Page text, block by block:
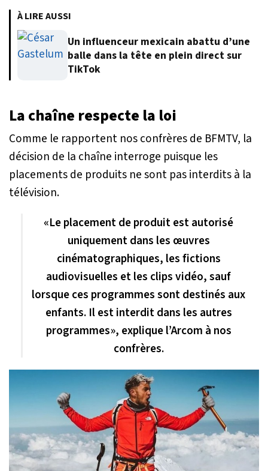
À LIRE AUSSI
Un influenceur mexicain abattu d’une
balle dans la tête en plein direct sur
TikTok
La chaîne respecte la loi
Comme le rapportent nos confrères de BFMTV, la
décision de la chaîne interroge puisque les
placements de produits ne sont pas interdits à la
télévision.
«Le placement de produit est autorisé
uniquement dans les œuvres
cinématographiques, les fictions
audiovisuelles et les clips vidéo, sauf
lorsque ces programmes sont destinés aux
enfants. Il est interdit dans les autres
programmes», explique l’Arcom à nos
confrères.